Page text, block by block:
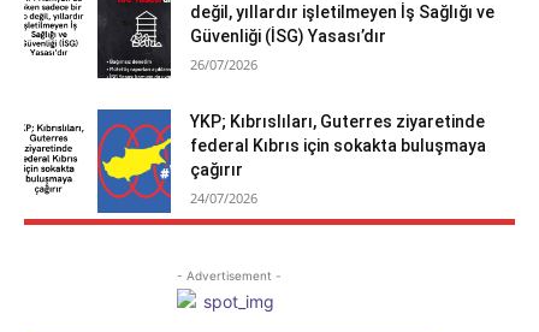
değil, yıllardır işletilmeyen İş Sağlığı ve
Güvenliği (İSG) Yasası’dır
26/07/2026
YKP; Kıbrıslıları, Guterres ziyaretinde
federal Kıbrıs için sokakta buluşmaya
çağırır
24/07/2026
- Advertisement -